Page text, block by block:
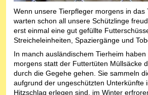
Wenn unsere Tierpfleger morgens in das
warten schon all unsere Schützlinge
erst einmal eine gut gefüllte
Streicheleinheiten, Spaziergänge und
In manch ausländischem Tierheim
morgens statt der Futtertüten Müllsäcke
durch die Gegehe gehen. Sie sammeln
aufgrund der ungeschützten Unterkünfte
Hitzschlag erlegen sind, im Winter